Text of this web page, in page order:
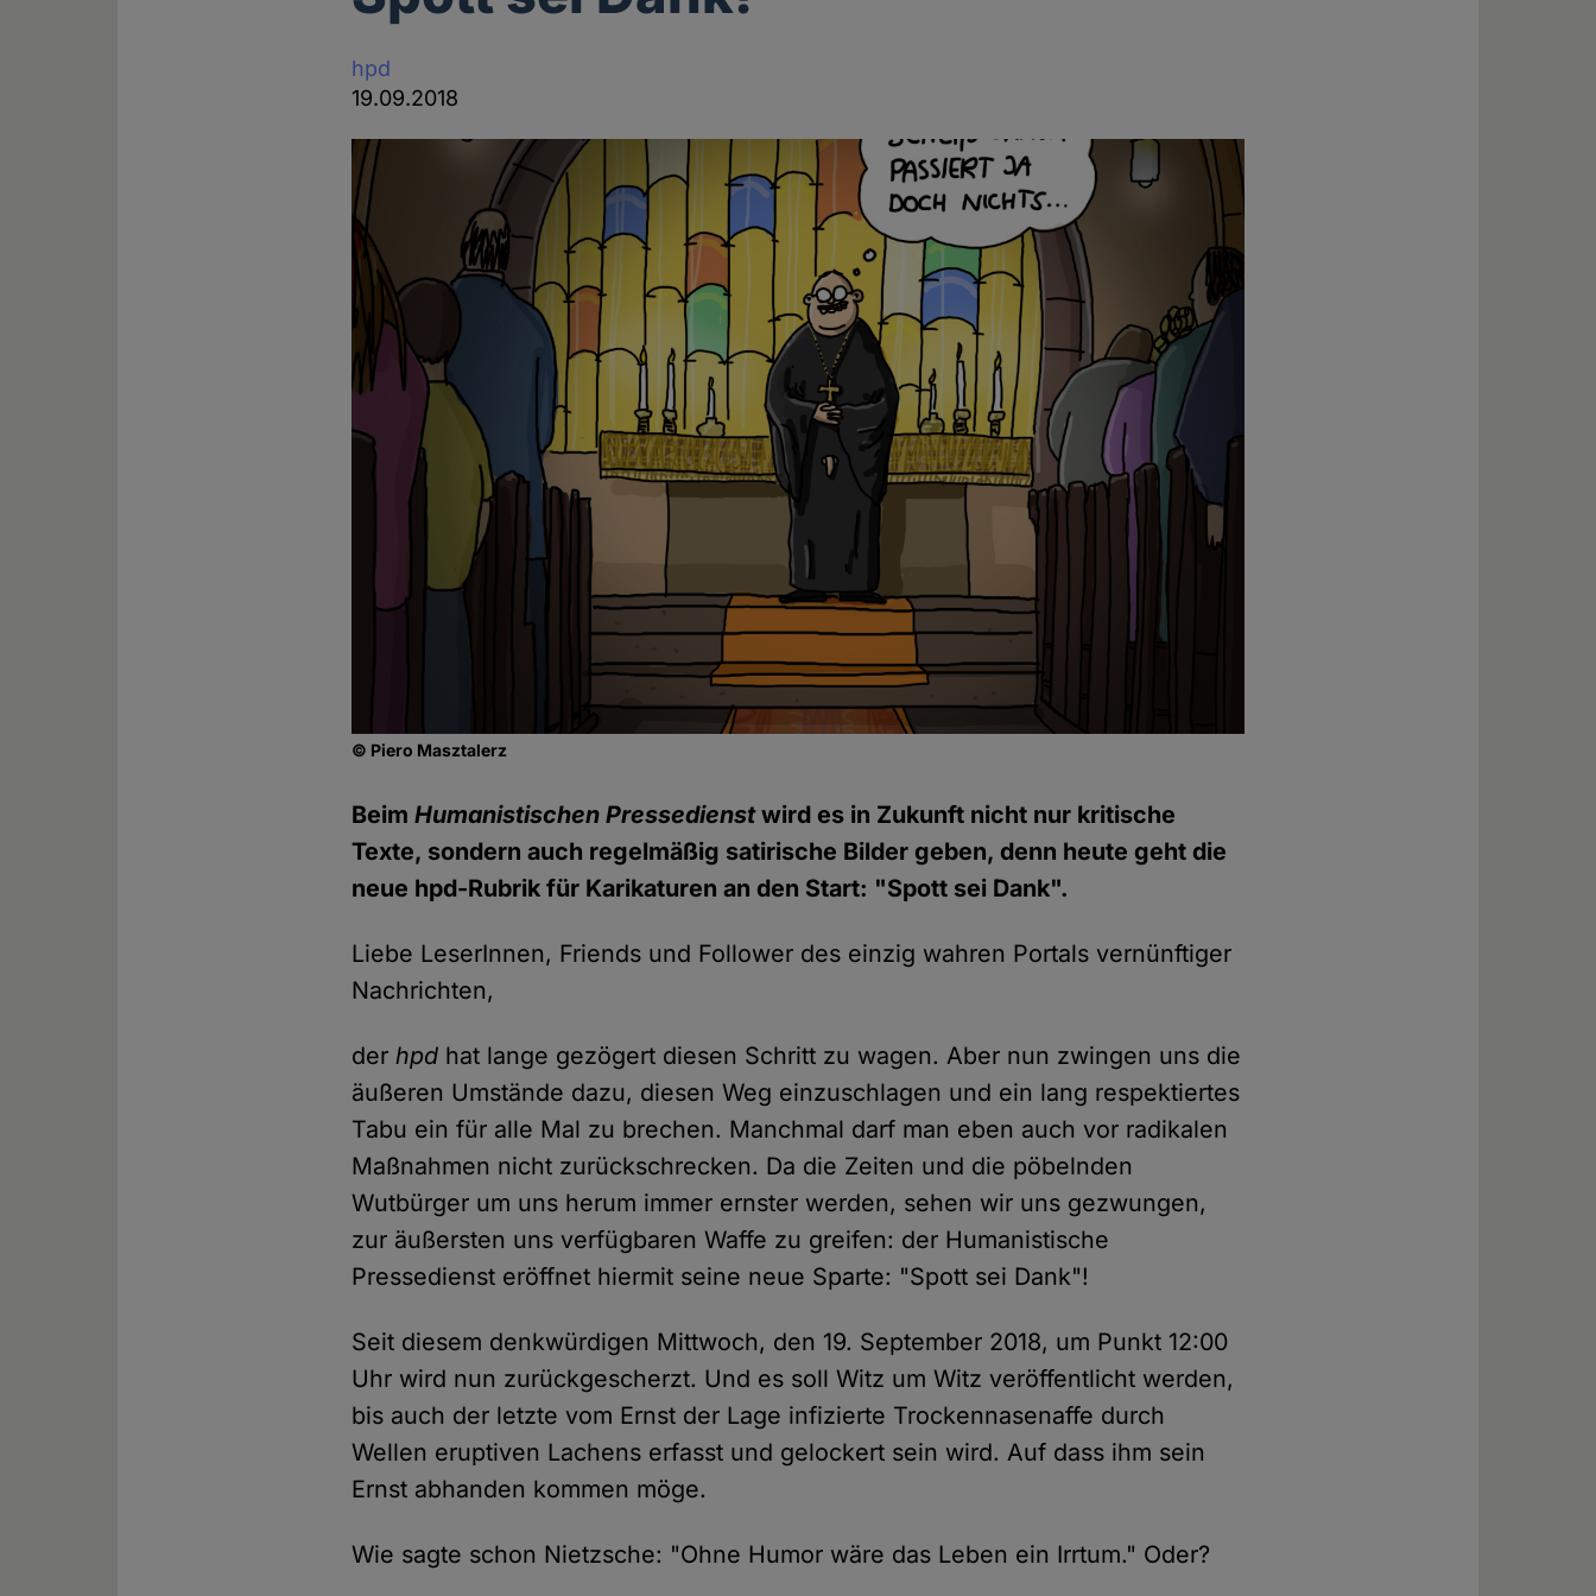
hpd
19.09.2018
© Piero Masztalerz
BeimHumanistischen Pressedienstwird es in Zukunft nicht nur kritische
Texte, sondern auch regelmäßig satirische Bilder geben, denn heute geht die
neue hpd-Rubrik für Karikaturen an den Start: "Spott sei Dank".
Liebe LeserInnen, Friends und Follower des einzig wahren Portals vernünftiger
Nachrichten,
derhpd hat lange gezögert diesen Schritt zu wagen. Aber nun zwingen uns die
äußeren Umstände dazu, diesen Weg einzuschlagen und ein lang respektiertes
Tabu ein für alle Mal zu brechen. Manchmal darf man eben auch vor radikalen
Maßnahmen nicht zurückschrecken. Da die Zeiten und die pöbelnden
Wutbürger um uns herum immer ernster werden, sehen wir uns gezwungen,
zur äußersten uns verfügbaren Waffe zu greifen: der Humanistische
Pressedienst eröffnet hiermit seine neue Sparte: "Spott sei Dank"!
Seit diesem denkwürdigen Mittwoch, den 19. September 2018, um Punkt 12:00
Uhr wird nun zurückgescherzt. Und es soll Witz um Witz veröffentlicht werden,
bis auch der letzte vom Ernst der Lage infizierte Trockennasenaffe durch
Wellen eruptiven Lachens erfasst und gelockert sein wird. Auf dass ihm sein
Ernst abhanden kommen möge.
Wie sagte schon Nietzsche: "Ohne Humor wäre das Leben ein Irrtum." Oder?